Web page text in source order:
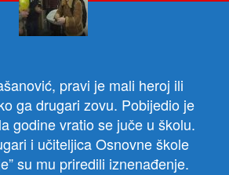
pravi je mali heroj ili
ga drugari zovu. Pobijedio je
godine vratio se juče u školu.
i učiteljica Osnovne škole
su mu priredili iznenađenje.